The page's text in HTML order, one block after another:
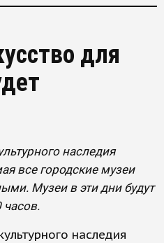
для
наследия
все городские музеи
Музеи в эти дни будут
часов.
наследия